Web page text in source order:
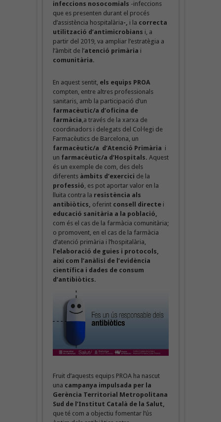
infeccions nosocomials -infeccions
que es presenten durant el procés
d’assistència hospitalària-, i la correcta
utilització d’antimicrobians i, a
partir del 2019, va ampliar l’estratègia a
l’àmbit de l’atenció primària i
comunitària.
En aquest sentit, els equips PROA
compten, entre altres professionals
sanitaris, amb la participació d’un
farmacèutic/a d’oficina de
farmàcia ,a través de la xarxa de
coordinadors i delegats del Col·legi de
Farmacèutics de Barcelona, un
farmacèutic/a d’Atenció Primària i
un farmacèutic/a d’Hospitals. Aquest
és un exemple de com, des dels
diferents àmbits d’exercici de la
professió , es pot aportar valor en la
lluita contra la resistència als
antibiòtics, oferint consell directei
educació sanitària a la població,
com és el cas de la farmàcia comunitària;
o promovent, en el cas de la farmàcia
d’atenció primària i l’hospitalària,
l’elaboració de guies i protocols,
així com l’anàlisi de l’evidència
científica i dades de consum
d’antibiòtics.
Fruit d’aquests equips PROA ha nascut
una campanya impulsada per la
Gerència Territorial Metropolitana
Sud de l’Institut Català de la Salut,
que té com a objectiu fomentar l’ús